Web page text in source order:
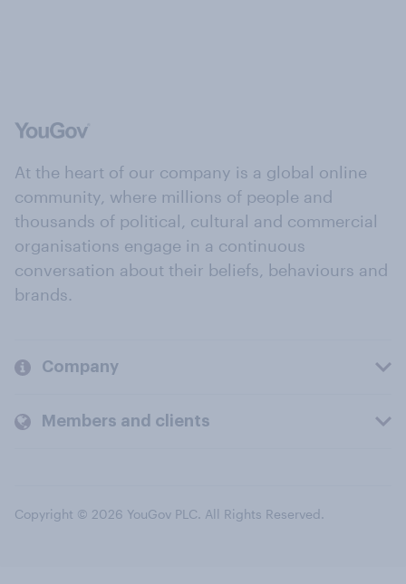
At the heart of our company is a global online
community, where millions of people and
thousands of political, cultural and commercial
organisations engage in a continuous
conversation about their beliefs, behaviours and
brands.
Company
Members and clients
Copyright © 2026 YouGov PLC. All Rights Reserved.